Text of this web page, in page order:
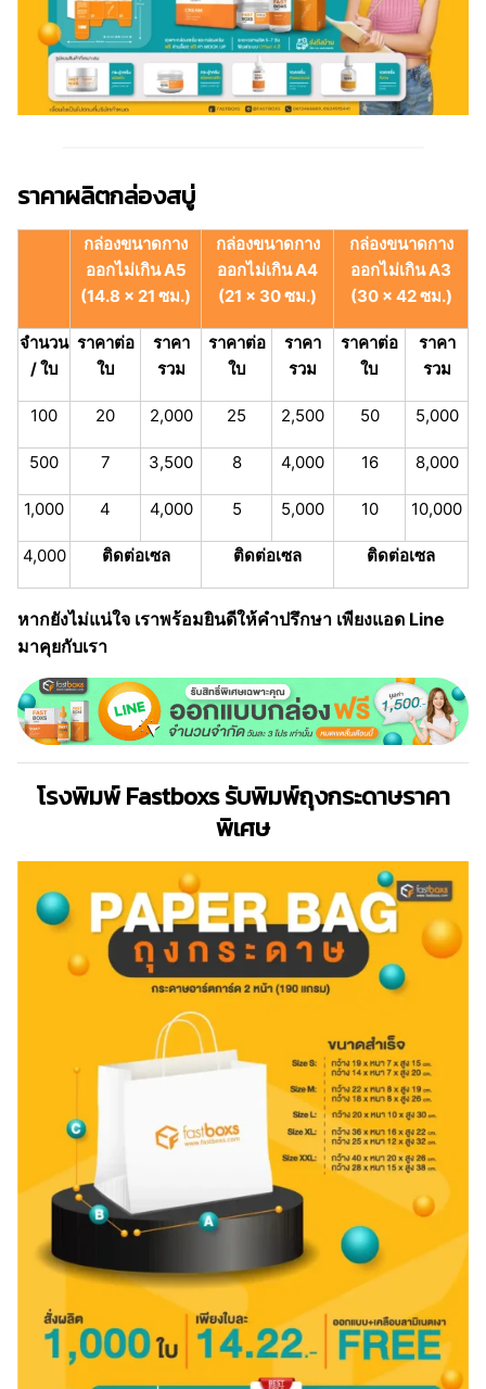
ราคาผลิตกล่องสบู่
กล่องขนาดกาง
ออกไม่เกิน A5
(14.8 x 21 ซม.)
กล่องขนาดกาง
ออกไม่เกิน A4
(21 x 30 ซม.)
กล่องขนาดกาง
ออกไม่เกิน A3
(30 x 42 ซม.)
จำนวน
/ ใบ
ราคาต่อ
ใบ
ราคา
รวม
ราคาต่อ
ใบ
ราคา
รวม
ราคาต่อ
ใบ
ราคา
รวม
100 20 2,000 25 2,500 50 5,000
500 7 3,500 8 4,000 16 8,000
1,000 4 4,000 5 5,000 10 10,000
4,000 ติดต่อเซล ติดต่อเซล ติดต่อเซล
หากยังไม่แน่ใจ เราพร้อมยินดีให้คำปรึกษา เพียงแอด Line
มาคุยกับเรา
โรงพิมพ์ Fastboxs รับพิมพ์ถุงกระดาษราคา
พิเศษ